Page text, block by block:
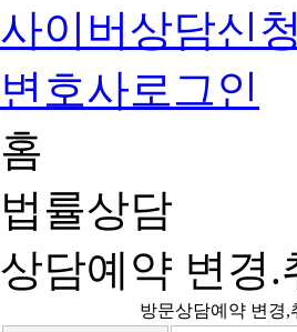
사이버상담신청
변호사로그인
홈
법률상담
상담예약 변경.
방문상담예약 변경,